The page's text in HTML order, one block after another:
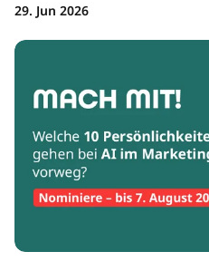
29. Jun 2026